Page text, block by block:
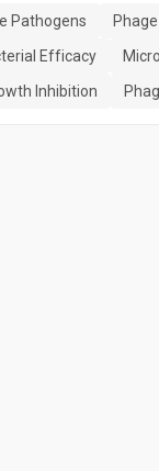
Pathogens
Efficacy
Inhibition